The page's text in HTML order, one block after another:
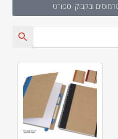
ובקבוקי ספורט